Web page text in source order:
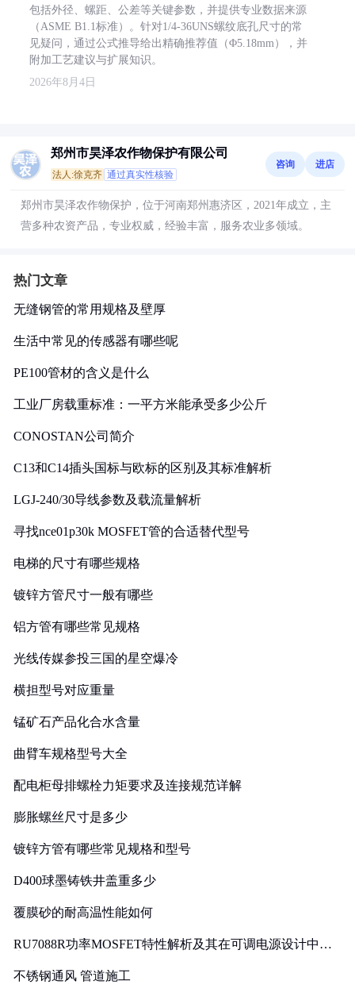
包括外径、螺距、公差等关键参数，并提供专业数据来源
（ASME B1.1标准）。针对1/4-36UNS螺纹底孔尺寸的常
见疑问，通过公式推导给出精确推荐值（Φ5.18mm），并
附加工艺建议与扩展知识。
2026年8月4日
郑州市昊泽农作物保护有限公司
法人:徐克齐 通过真实性核验
咨询 进店
郑州市昊泽农作物保护，位于河南郑州惠济区，2021年成立，主
营多种农资产品，专业权威，经验丰富，服务农业多领域。
热门文章
无缝钢管的常用规格及壁厚
生活中常见的传感器有哪些呢
PE100管材的含义是什么
工业厂房载重标准：一平方米能承受多少公斤
CONOSTAN公司简介
C13和C14插头国标与欧标的区别及其标准解析
LGJ-240/30导线参数及载流量解析
寻找nce01p30k MOSFET管的合适替代型号
电梯的尺寸有哪些规格
镀锌方管尺寸一般有哪些
铝方管有哪些常见规格
光线传媒参投三国的星空爆冷
横担型号对应重量
锰矿石产品化合水含量
曲臂车规格型号大全
配电柜母排螺栓力矩要求及连接规范详解
膨胀螺丝尺寸是多少
镀锌方管有哪些常见规格和型号
D400球墨铸铁井盖重多少
覆膜砂的耐高温性能如何
RU7088R功率MOSFET特性解析及其在可调电源设计中的
不锈钢通风 管道施工